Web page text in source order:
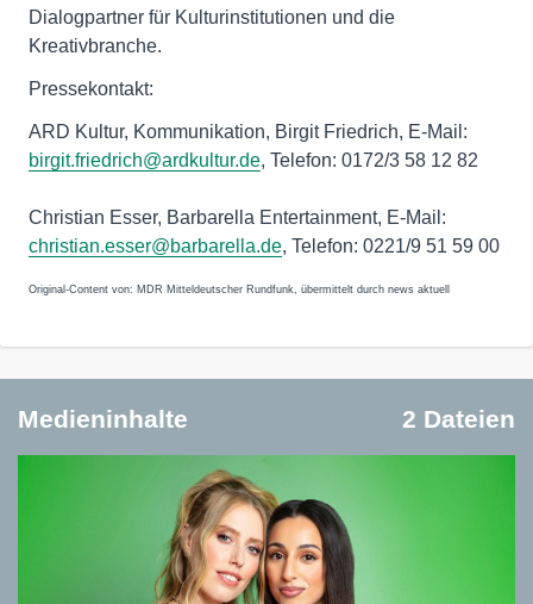
Dialogpartner für Kulturinstitutionen und die
Kreativbranche.
Pressekontakt:
ARD Kultur, Kommunikation, Birgit Friedrich, E-Mail:
birgit.friedrich@ardkultur.de, Telefon: 0172/3 58 12 82
Christian Esser, Barbarella Entertainment, E-Mail:
christian.esser@barbarella.de, Telefon: 0221/9 51 59 00
Original-Content von: MDR Mitteldeutscher Rundfunk, übermittelt durch news aktuell
Medieninhalte 2 Dateien